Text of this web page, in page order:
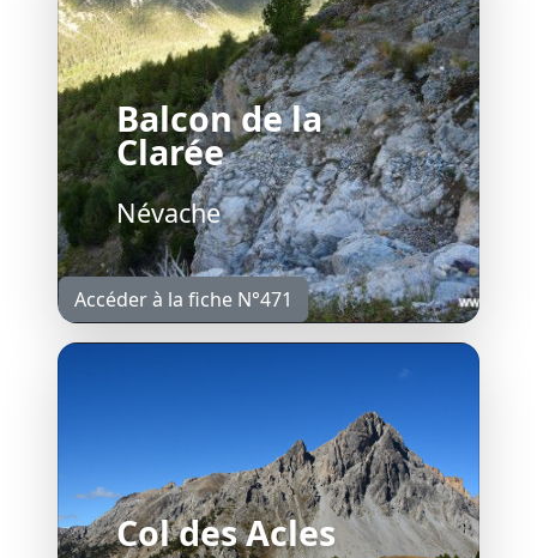
Balcon de la
Clarée
Névache
Accéder à la fiche N°471
Col des Acles